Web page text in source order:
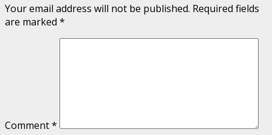
Your email address will not be published. Required fields
are marked *
Comment*